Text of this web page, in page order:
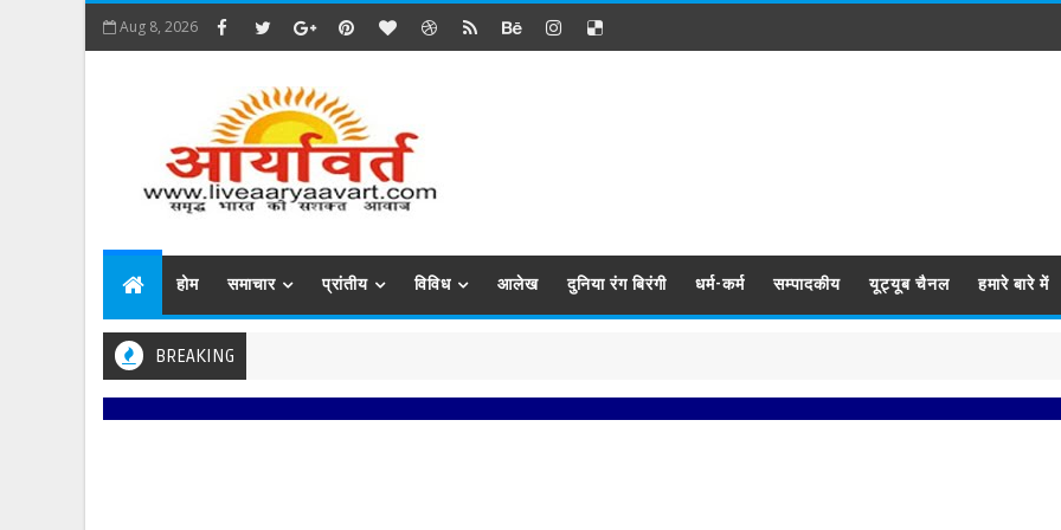
Aug 8, 2026
होम समाचार प्रांतीय विविध आलेख दुनिया रंग बिरंगी धर्म-कर्म सम्पादकीय यूट्यूब चैनल हमारे बारे में
BREAKING